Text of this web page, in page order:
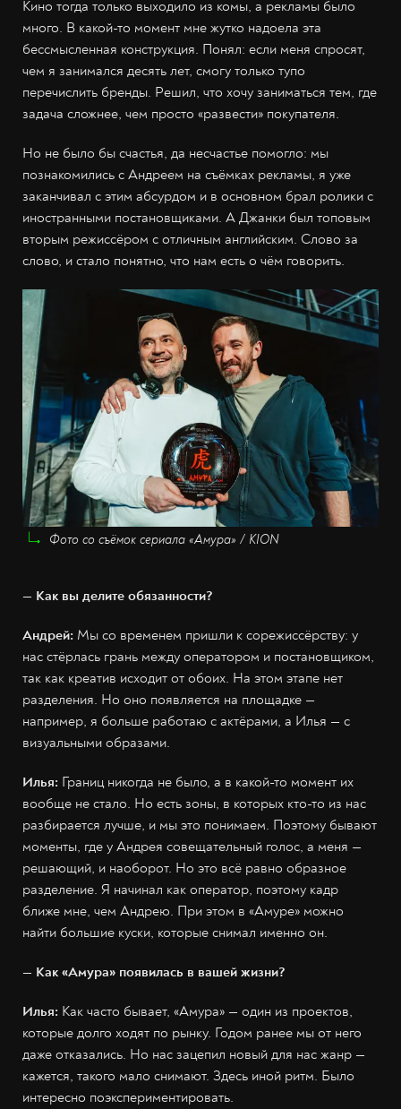
Кино тогда только выходило из комы, а рекламы было
много. В какой-то момент мне жутко надоела эта
бессмысленная конструкция. Понял: если меня спросят,
чем я занимался десять лет, смогу только тупо
перечислить бренды. Решил, что хочу заниматься тем, где
задача сложнее, чем просто «развести» покупателя.
Но не было бы счастья, да несчастье помогло: мы
познакомились с Андреем на съёмках рекламы, я уже
заканчивал с этим абсурдом и в основном брал ролики с
иностранными постановщиками. А Джанки был топовым
вторым режиссёром с отличным английским. Слово за
слово, и стало понятно, что нам есть о чём говорить.
Фото со съёмок сериала «Амура» / KION
— Как вы делите обязанности?
Андрей: Мы со временем пришли к сорежиссёрству: у
нас стёрлась грань между оператором и постановщиком,
так как креатив исходит от обоих. На этом этапе нет
разделения. Но оно появляется на площадке —
например, я больше работаю с актёрами, а Илья — с
визуальными образами.
Илья: Границ никогда не было, а в какой-то момент их
вообще не стало. Но есть зоны, в которых кто-то из нас
разбирается лучше, и мы это понимаем. Поэтому бывают
моменты, где у Андрея совещательный голос, а меня —
решающий, и наоборот. Но это всё равно образное
разделение. Я начинал как оператор, поэтому кадр
ближе мне, чем Андрею. При этом в «Амуре» можно
найти большие куски, которые снимал именно он.
— Как «Амура» появилась в вашей жизни?
Илья: Как часто бывает, «Амура» — один из проектов,
которые долго ходят по рынку. Годом ранее мы от него
даже отказались. Но нас зацепил новый для нас жанр —
кажется, такого мало снимают. Здесь иной ритм. Было
интересно поэкспериментировать.